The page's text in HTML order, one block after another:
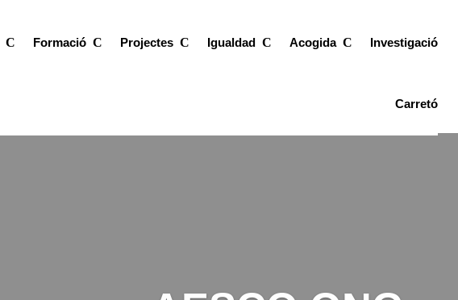
Formació Projectes Igualdad Acogida Investigació
Carretó